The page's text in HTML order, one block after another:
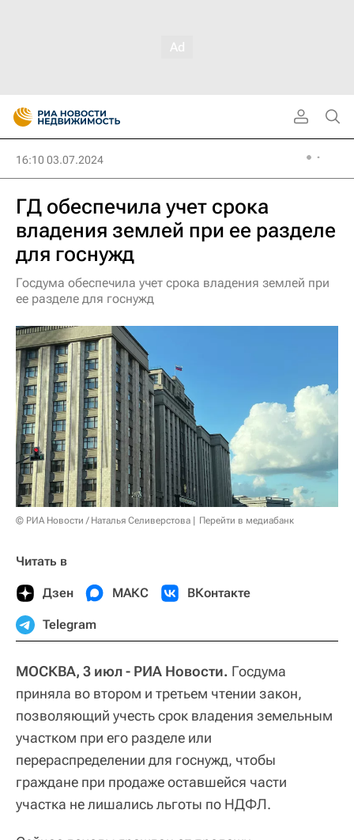
16:10 03.07.2024
ГД обеспечила учет срока
владения землей при ее разделе
для госнужд
Госдума обеспечила учет срока владения землей при
ее разделе для госнужд
© РИА Новости / Наталья Селиверстова Перейти в медиабанк
Читать в
Дзен МАКС ВКонтакте
Telegram
МОСКВА, 3 июл - РИА Новости. Госдума
приняла во втором и третьем чтении закон,
позволяющий учесть срок владения земельным
участком при его разделе или
перераспределении для госнужд, чтобы
граждане при продаже оставшейся части
участка не лишались льготы по НДФЛ.